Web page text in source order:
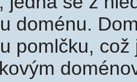
doménu.
pomlčku,